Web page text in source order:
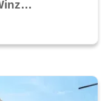
Weingut Marco Pfennig - Winzer aus Leidenschaft